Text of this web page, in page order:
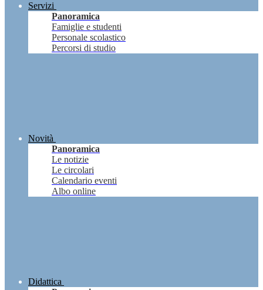
Servizi
Panoramica
Famiglie e studenti
Personale scolastico
Percorsi di studio
Novità
Panoramica
Le notizie
Le circolari
Calendario eventi
Albo online
Didattica